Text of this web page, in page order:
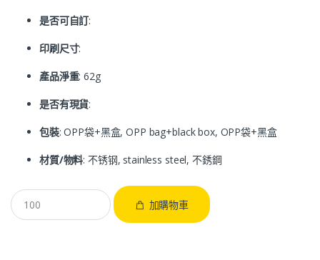
是否可自訂:
印刷尺寸:
產品淨重: 62g
是否有現貨:
包裝: OPP袋+黑盒, OPP bag+black box, OPP袋+黑盒
材質/物料: 不锈钢, stainless steel, 不銹鋼
加購物車